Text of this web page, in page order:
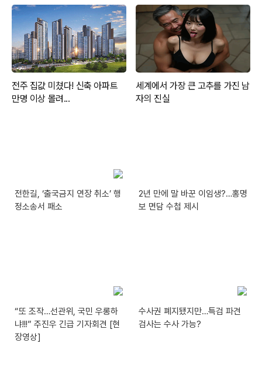
전한길, ‘출국금지 연장 취소’ 행
정소송서 패소
2년 만에 말 바꾼 이임생?…홍명
보 면담 수첩 제시
“또 조작…선관위, 국민 우롱하
냐!!!” 주진우 긴급 기자회견 [현
장영상]
수사권 폐지됐지만…특검 파견
검사는 수사 가능?